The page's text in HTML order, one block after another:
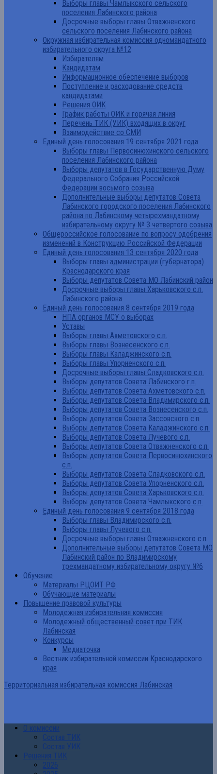
Выборы главы Чамлыкского сельского
поселения Лабинского района
Досрочные выборы главы Отважненского
сельского поселения Лабинского района
Окружная избирательная комиссия одномандатного
избирательного округа №12
Избирателям
Кандидатам
Информационное обеспечение выборов
Поступление и расходование средств
кандидатами
Решения ОИК
График работы ОИК и горячая линия
Перечень ТИК (УИК) входящих в округ
Взаимодействие со СМИ
Единый день голосования 19 сентября 2021 года
Выборы главы Первосинюхинского сельского
поселения Лабинского района
Выборы депутатов в Государственную Думу
Федерального Собрания Российской
Федерации восьмого созыва
Дополнительные выборы депутатов Совета
Лабинского городского поселения Лабинского
района по Лабинскому четырехмандатному
избирательному округу № 3 четвертого созыва
Общероссийское голосование по вопросу одобрения
изменений в Конструкцию Российской Федерации
Единый день голосования 13 сентября 2020 года
Выборы главы администрации (губернатора)
Краснодарского края
Выборы депутатов Совета МО Лабинский район
Досрочные выборы главы Харьковского с.п.
Лабинского района
Единый день голосования 8 сентября 2019 года
НПА органов МСУ о выборах
Уставы
Выборы главы Ахметовского с.п.
Выборы главы Вознесенского с.п.
Выборы главы Каладжинского с.п.
Выборы главы Упорненского с.п.
Досрочные выборы главы Сладковского с.п.
Выборы депутатов Совета Лабинского г.п.
Выборы депутатов Совета Ахметовского с.п.
Выборы депутатов Совета Владимирского с.п.
Выборы депутатов Совета Вознесенского с.п.
Выборы депутатов Совета Зассовского с.п.
Выборы депутатов Совета Каладжинского с.п.
Выборы депутатов Совета Лучевого с.п.
Выборы депутатов Совета Отважненского с.п.
Выборы депутатов Совета Первосинюхинского
с.п.
Выборы депутатов Совета Сладковского с.п.
Выборы депутатов Совета Упорненского с.п.
Выборы депутатов Совета Харьковского с.п.
Выборы депутатов Совета Чамлыкского с.п.
Единый день голосования 9 сентября 2018 года
Выборы главы Владимирского с.п.
Выборы главы Лучевого с.п.
Досрочные выборы главы Отважненского с.п.
Дополнительные выборы депутатов Совета МО
Лабинский район по Владимирскому
трехмандатному избирательному округу №6
Обучение
Материалы РЦОИТ РФ
Обучающие материалы
Повышение правовой культуры
Молодежная избирательная комиссия
Молодежный общественный совет при ТИК
Лабинская
Конкурсы
Медиаточка
Вестник избирательной комиссии Краснодарского
края
Территориальная избирательная комиссия Лабинская
О комиссии
Состав ТИК
Состав УИК
Решения ТИК
2026